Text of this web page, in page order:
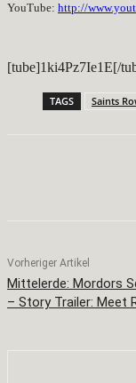
YouTube: http://
[tube]1ki4Pz7Ie1E[/
TAGS Saints
Vorheriger Artikel
Mittelerde: Mordors
– Story Trailer: Meet